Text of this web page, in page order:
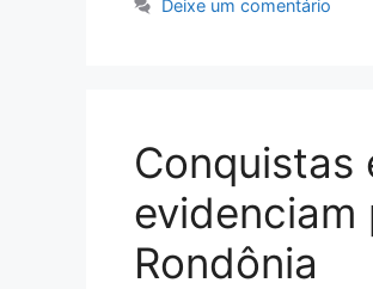
Deixe um comentário
Conquistas
Rondônia